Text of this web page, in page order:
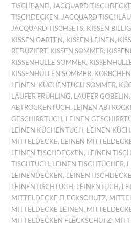
TISCHBAND, JACQUARD TISCHDECKE
TISCHDECKEN , JACQUARD
JACQUARD TISCHSETS, KISSEN BILLIG
KISSEN GARTEN , KISSEN LEINEN ,
REDUZIERT, KISSEN SOMMER,
KISSENHÜLLE SOMMER,
KISSENHÜLLEN SOMMER,
LEINEN , KÜCHENTUCH SOMMER,
LÄUFER FRÜHLING, LÄUFER GOBELIN ,
ABTROCKENTUCH , LEINEN
GESCHIRRTUCH , LEINEN
LEINEN KÜCHENTUCH , LEINEN
MITTELDECKE, LEINEN
LEINEN TISCHDECKEN , LEINEN
TISCHTUCH , LEINEN TISCHTÜCHER,
LEINENDECKEN , LEINENTISCHDECKE
LEINENTISCHTUCH , LEINENTUCH ,
MITTELDECKE FLECKSCHUTZ,
MITTELDECKE LEINEN ,
MITTELDECKEN FLECKSCHUTZ,